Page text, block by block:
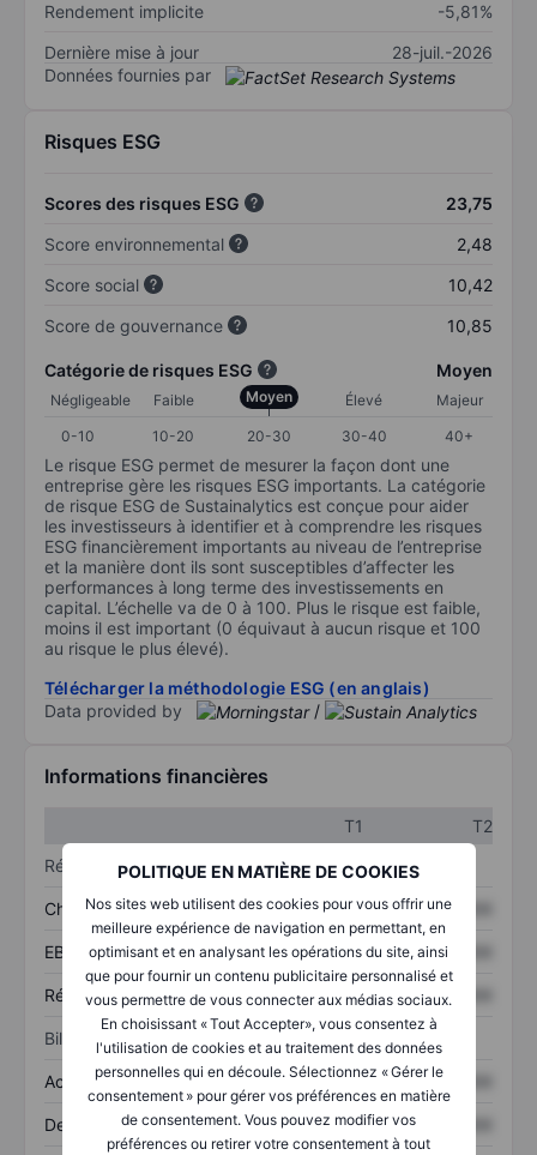
POLITIQUE EN MATIÈRE DE COOKIES
Nos sites web utilisent des cookies pour vous offrir une
meilleure expérience de navigation en permettant, en
optimisant et en analysant les opérations du site, ainsi
que pour fournir un contenu publicitaire personnalisé et
vous permettre de vous connecter aux médias sociaux.
En choisissant « Tout Accepter», vous consentez à
l'utilisation de cookies et au traitement des données
personnelles qui en découle. Sélectionnez « Gérer le
consentement » pour gérer vos préférences en matière
de consentement. Vous pouvez modifier vos
préférences ou retirer votre consentement à tout
Rendement implicite
-5,81%
Dernière mise à jour
28-juil.-2026
Données fournies par
Risques ESG
Scores des risques ESG
23,75
Score environnemental
2,48
Score social
10,42
Score de gouvernance
10,85
Catégorie de risques ESG Moyen
Négligeable Faible Moyen Élevé
Majeur
0-10
10-20 20-30 30-40 40+
Le risque ESG permet de mesurer la façon dont une
entreprise gère les risques ESG importants. La catégorie
de risque ESG de Sustainalytics est conçue pour aider
les investisseurs à identifier et à comprendre les risques
ESG financièrement importants au niveau de l’entreprise
et la manière dont ils sont susceptibles d’affecter les
performances à long terme des investissements en
capital. L’échelle va de 0 à 100. Plus le risque est faible,
moins il est important (0 équivaut à aucun risque et 100
au risque le plus élevé).
Télécharger la méthodologie ESG (en anglais)
Data provided by
/
Informations financières
T1
T2
Résultats
Chiffre d’affaires XXXXXXX XXXXXXX
EBITDA XXXXXXX XXXXXXX
Résultat net XXXXXXX XXXXXXX
Bilan
Actifs totaux XXXXXXX XXXXXXX
Dette totale XXXXXXX